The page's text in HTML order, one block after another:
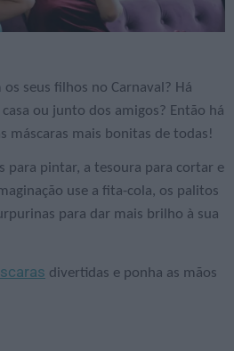
seus filhos no Carnaval? Há
ou junto dos amigos? Então há
máscaras mais bonitas de todas!
para pintar, a tesoura para cortar e
use a fita-cola, os palitos
para dar mais brilho à sua
divertidas e ponha as mãos